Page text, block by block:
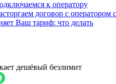
к оператору
договор с оператором
Ваш тариф: что делать
дешёвый безлимит